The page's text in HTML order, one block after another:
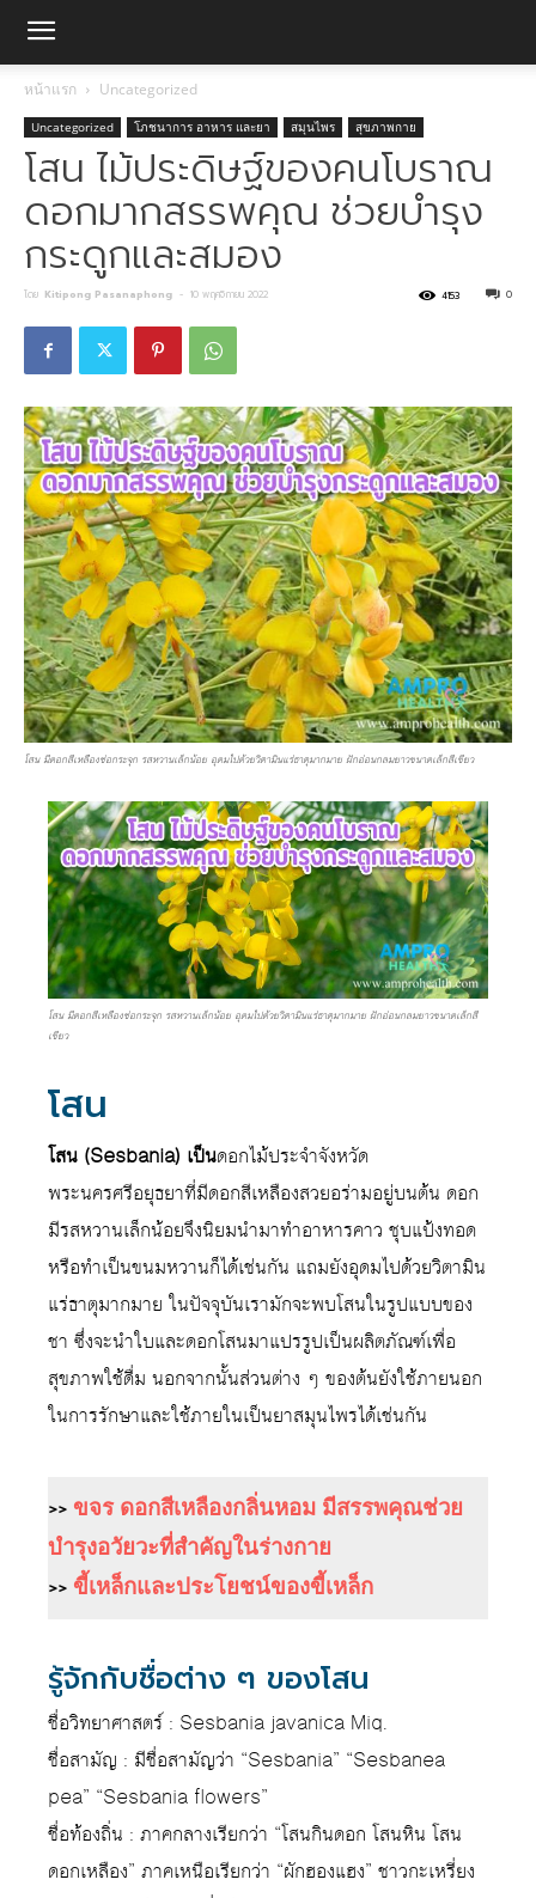
หน้าแรก Uncategorized
Uncategorized โภชนาการ อาหาร และยา สมุนไพร สุขภาพกาย
โสน ไม้ประดิษฐ์ของคนโบราณ
ดอกมากสรรพคุณ ช่วยบำรุง
กระดูกและสมอง
โดย Kitipong Pasanaphong - 10 พฤศจิกายน 2022 0
4153
โสน มีดอกสีเหลืองช่อกระจุก รสหวานเล็กน้อย อุดมไปด้วยวิตามินแร่ธาตุมากมาย ฝักอ่อนกลมยาวขนาดเล็กสีเขียว
โสน มีดอกสีเหลืองช่อกระจุก รสหวานเล็กน้อย อุดมไปด้วยวิตามินแร่ธาตุมากมาย ฝักอ่อนกลมยาวขนาดเล็กสี
เขียว
โสน
โสน (Sesbania) เป็นดอกไม้ประจำจังหวัด
พระนครศรีอยุธยาที่มีดอกสีเหลืองสวยอร่ามอยู่บนต้น ดอก
มีรสหวานเล็กน้อยจึงนิยมนำมาทำอาหารคาว ชุบแป้งทอด
หรือทำเป็นขนมหวานก็ได้เช่นกัน แถมยังอุดมไปด้วยวิตามิน
แร่ธาตุมากมาย ในปัจจุบันเรามักจะพบโสนในรูปแบบของ
ชา ซึ่งจะนำใบและดอกโสนมาแปรรูปเป็นผลิตภัณฑ์เพื่อ
สุขภาพใช้ดื่ม นอกจากนั้นส่วนต่าง ๆ ของต้นยังใช้ภายนอก
ในการรักษาและใช้ภายในเป็นยาสมุนไพรได้เช่นกัน
>> ขจร ดอกสีเหลืองกลิ่นหอม มีสรรพคุณช่วย
บำรุงอวัยวะที่สำคัญในร่างกาย
>> ขี้เหล็กและประโยชน์ของขี้เหล็ก
รู้จักกับชื่อต่าง ๆ ของโสน
ชื่อวิทยาศาสตร์ : Sesbania javanica Miq.
ชื่อสามัญ : มีชื่อสามัญว่า “Sesbania” “Sesbanea
pea” “Sesbania flowers”
ชื่อท้องถิ่น : ภาคกลางเรียกว่า “โสนกินดอก โสนหิน โสน
ดอกเหลือง” ภาคเหนือเรียกว่า “ผักฮองแฮง” ชาวกะเหรี่ยง